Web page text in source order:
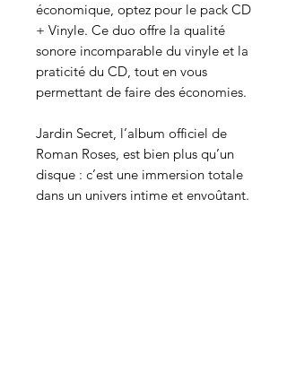
économique, optez pour le pack CD
+ Vinyle. Ce duo offre la qualité
sonore incomparable du vinyle et la
praticité du CD, tout en vous
permettant de faire des économies.
Jardin Secret, l’album officiel de
Roman Roses, est bien plus qu’un
disque : c’est une immersion totale
dans un univers intime et envoûtant.